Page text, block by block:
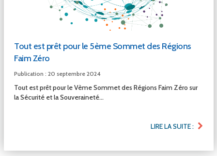
Tout est prêt pour le 5ème Sommet des Régions
Faim Zéro
Publication : 20 septembre 2024
Tout est prêt pour le Vème Sommet des Régions Faim Zéro sur
la Sécurité et la Souveraineté...
LIRE LA SUITE :